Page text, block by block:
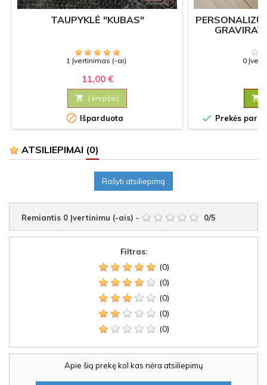
TAUPYKLĖ "KUBAS"
1 Įvertinimas (-ai)
11,00 €
 Į krepšelį
 Išparduota
0

 Prekės
ATSILIEPIMAI (0)
Rašyti atsiliepimą
Remiantis 0 Įvertinimu (-ais) - 0/5
Filtras:
(0)
(0)
(0)
(0)
(0)
Apie šią prekę kol kas nėra atsiliepimų